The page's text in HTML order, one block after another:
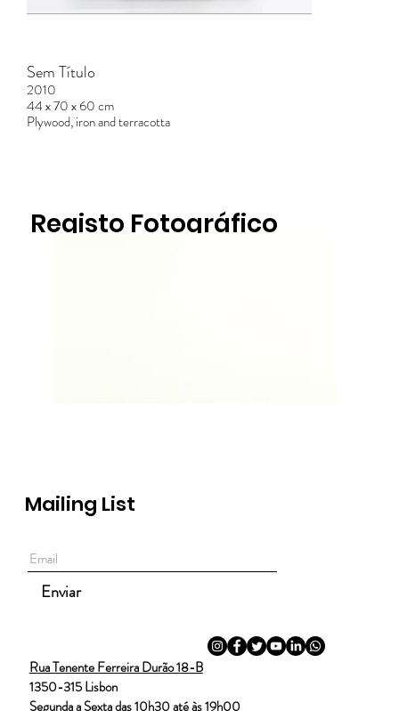
Sem Título
2010
44 x 70 x 60 cm
Plywood, iron and terracotta
Registo Fotográfico
Rua Tenente Ferreira Durão 18-B
1350-315 Lisbon
Segunda a Sexta das 10h30 até às 19h00
Enviar
Mailing List